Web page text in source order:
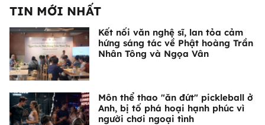
TIN MỚI NHẤT
Kết nối văn nghệ sĩ, lan tỏa cảm
hứng sáng tác về Phật hoàng Trần
Nhân Tông và Ngọa Vân
Môn thể thao "ăn đứt" pickleball ở
Anh, bị tố phá hoại hạnh phúc vì
người chơi ngoại tình